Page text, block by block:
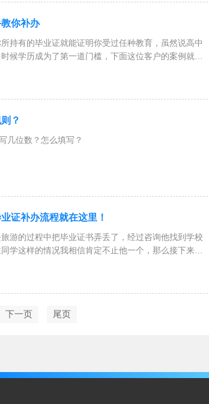
你补办
持有的毕业证就能证明你受过任种教育，虽然说高中
候学历成为了第一道门槛，下面这位客户的案例就能
？
几位数？怎么填写？
证补办流程就在这里！
游的过程中把毕业证书弄丢了，经过咨询他找到学校
学这样的情况我相信肯定不止他一个，那么接下来一
下一页 尾页